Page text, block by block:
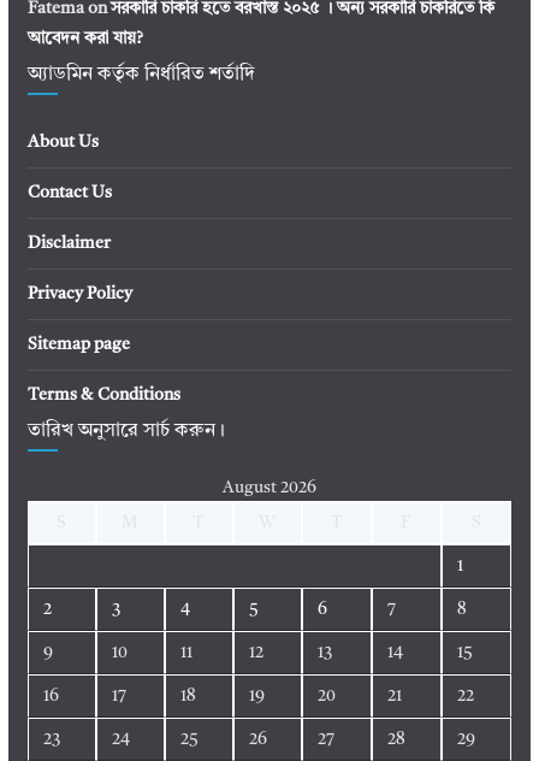
Fatemaonসরকারি চাকরি হতে বরখাস্ত ২০২৫ । অন্য সরকারি চাকরিতে কি
আবেদন করা যায়?
অ্যাডমিন কর্তৃক নির্ধারিত শর্তাদি
About Us
Contact Us
Disclaimer
Privacy Policy
Sitemap page
Terms & Conditions
তারিখ অনুসারে সার্চ করুন।
August 2026
1
2 3 4 5 6 7 8
9 10 11 12 13 14 15
16 17 18 19 20 21 22
23 24 25 26 27 28 29